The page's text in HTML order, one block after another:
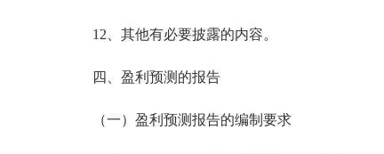
12、其他有必要披露的内容。
四、盈利预测的报告
（一）盈利预测报告的编制要求